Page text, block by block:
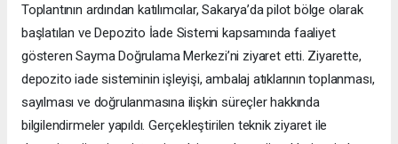
Toplantının ardından katılımcılar, Sakarya’da pilot bölge olarak
başlatılan ve Depozito İade Sistemi kapsamında faaliyet
gösteren Sayma Doğrulama Merkezi’ni ziyaret etti. Ziyarette,
depozito iade sisteminin işleyişi, ambalaj atıklarının toplanması,
sayılması ve doğrulanmasına ilişkin süreçler hakkında
bilgilendirmeler yapıldı. Gerçekleştirilen teknik ziyaret ile